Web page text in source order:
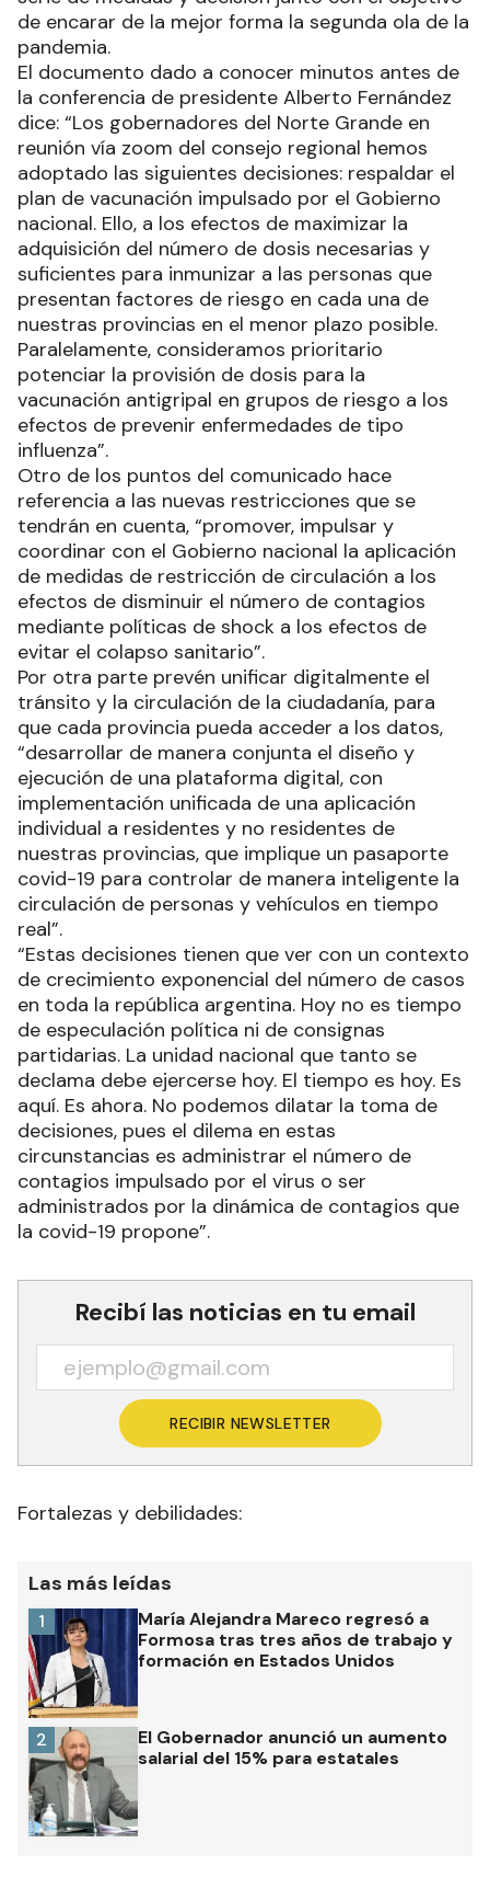
de encarar de la mejor forma la segunda ola de la
pandemia.
El documento dado a conocer minutos antes de
la conferencia de presidente Alberto Fernández
dice: “Los gobernadores del Norte Grande en
reunión vía zoom del consejo regional hemos
adoptado las siguientes decisiones: respaldar el
plan de vacunación impulsado por el Gobierno
nacional. Ello, a los efectos de maximizar la
adquisición del número de dosis necesarias y
suficientes para inmunizar a las personas que
presentan factores de riesgo en cada una de
nuestras provincias en el menor plazo posible.
Paralelamente, consideramos prioritario
potenciar la provisión de dosis para la
vacunación antigripal en grupos de riesgo a los
efectos de prevenir enfermedades de tipo
influenza”.
Otro de los puntos del comunicado hace
referencia a las nuevas restricciones que se
tendrán en cuenta, “promover, impulsar y
coordinar con el Gobierno nacional la aplicación
de medidas de restricción de circulación a los
efectos de disminuir el número de contagios
mediante políticas de shock a los efectos de
evitar el colapso sanitario”.
Por otra parte prevén unificar digitalmente el
tránsito y la circulación de la ciudadanía, para
que cada provincia pueda acceder a los datos,
“desarrollar de manera conjunta el diseño y
ejecución de una plataforma digital, con
implementación unificada de una aplicación
individual a residentes y no residentes de
nuestras provincias, que implique un pasaporte
covid-19 para controlar de manera inteligente la
circulación de personas y vehículos en tiempo
real”.
“Estas decisiones tienen que ver con un contexto
de crecimiento exponencial del número de casos
en toda la república argentina. Hoy no es tiempo
de especulación política ni de consignas
partidarias. La unidad nacional que tanto se
declama debe ejercerse hoy. El tiempo es hoy. Es
aquí. Es ahora. No podemos dilatar la toma de
decisiones, pues el dilema en estas
circunstancias es administrar el número de
contagios impulsado por el virus o ser
administrados por la dinámica de contagios que
la covid-19 propone”.
Recibí las noticias en tu email
RECIBIR NEWSLETTER
Fortalezas y debilidades:
Las más leídas
María Alejandra Mareco regresó a
Formosa tras tres años de trabajo y
formación en Estados Unidos
1
El Gobernador anunció un aumento
salarial del 15% para estatales
2